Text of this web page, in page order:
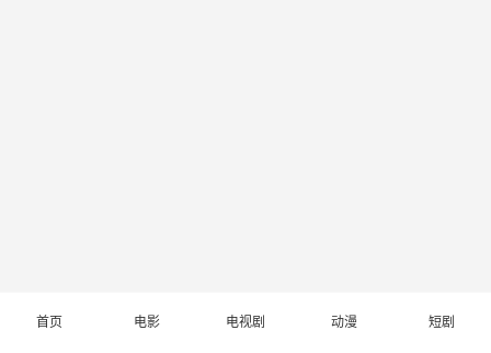
首页 电影 电视剧 动漫 短剧